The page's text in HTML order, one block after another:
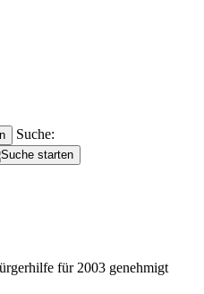
Suche:
für 2003 genehmigt